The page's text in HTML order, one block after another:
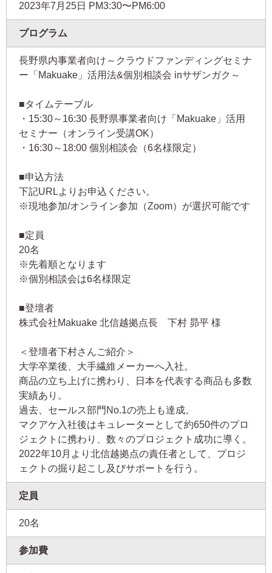
2023年7月25日 PM3:30〜PM6:00
プログラム
長野県内事業者向け～クラウドファンディングセミナ
ー「Makuake」活用法&個別相談会 inサザンガク～
■タイムテーブル
・15:30～16:30 長野県事業者向け「Makuake」活用
セミナー（オンライン受講OK）
・16:30～18:00 個別相談会（6名様限定）
■申込方法
下記URLよりお申込ください。
※現地参加/オンライン参加（Zoom）が選択可能です
■定員
20名
※先着順となります
※個別相談会は6名様限定
■登壇者
株式会社Makuake 北信越拠点長 下村 昴平 様
＜登壇者下村さんご紹介＞
大学卒業後、大手繊維メーカーへ入社。
商品の立ち上げに携わり、日本を代表する商品も多数
実績あり。
過去、セールス部門No.1の売上も達成。
マクアケ入社後はキュレーターとして約650件のプロ
ジェクトに携わり、数々のプロジェクト成功に導く。
2022年10月より北信越拠点の責任者として、プロジ
ェクトの掘り起こし及びサポートを行う。
定員
20名
参加費